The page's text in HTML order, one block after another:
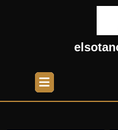
Open
Button